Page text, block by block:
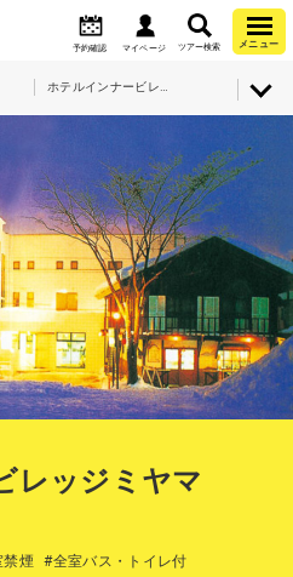
予約確認 マイページ ツアー検索 メニュー
レッジミヤマ
禁煙
#全室バス・トイレ付